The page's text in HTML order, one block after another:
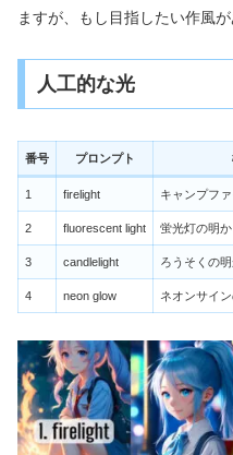
ますが、もし目指したい作風
人工的な光
番号 プロンプト
1 firelight キャンプフ
2 fluorescent light 蛍光灯の明か
3 candlelight ろうそくの明
4 neon glow ネオンサイ